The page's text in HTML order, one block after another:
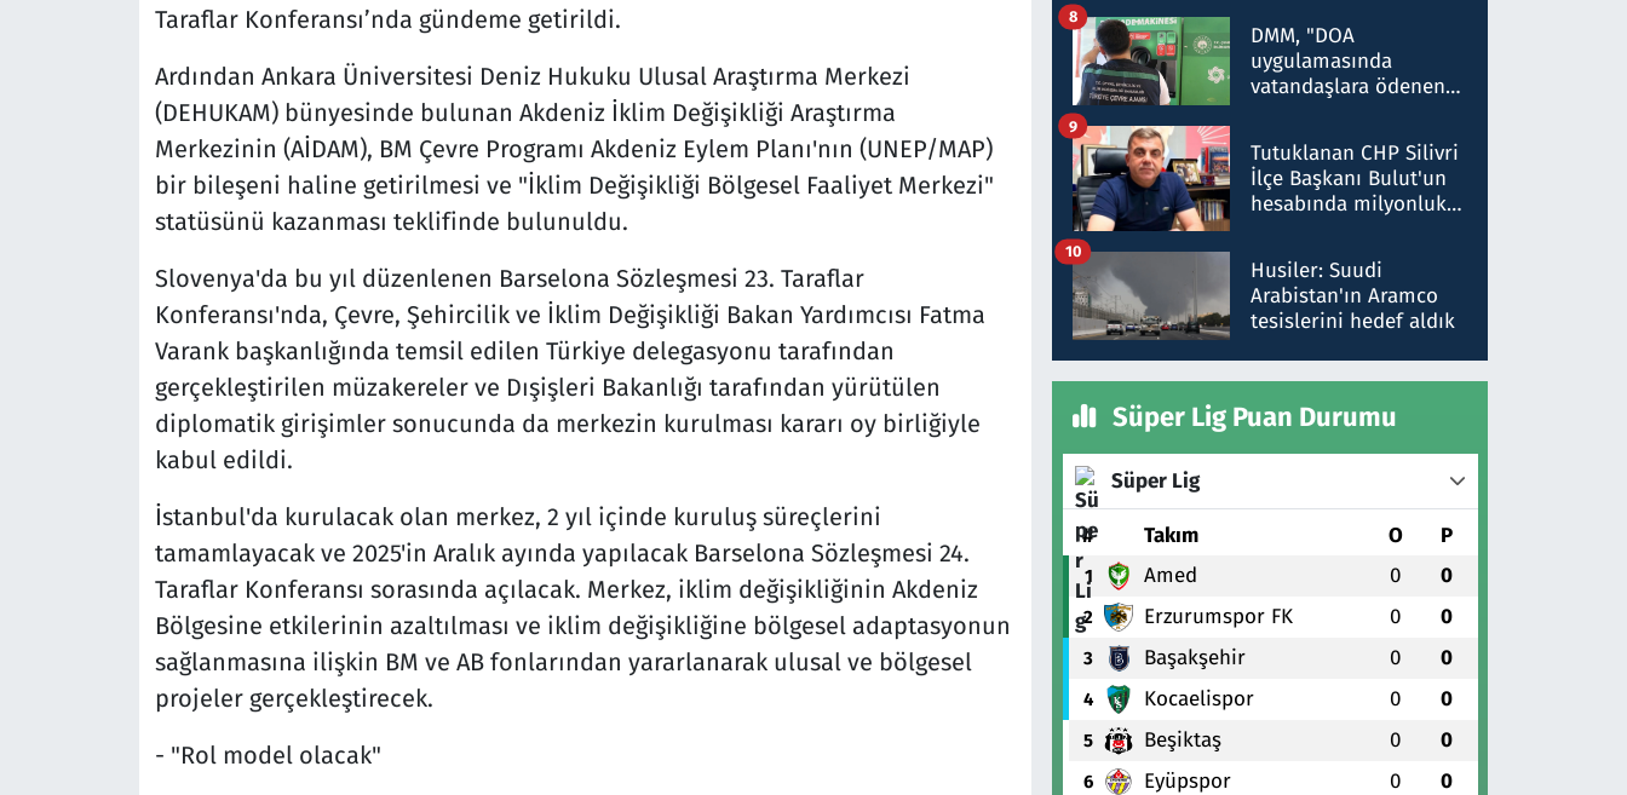
Taraflar Konferansı’nda gündeme getirildi.
Ardından Ankara Üniversitesi Deniz Hukuku Ulusal Araştırma Merkezi
(DEHUKAM) bünyesinde bulunan Akdeniz İklim Değişikliği Araştırma
Merkezinin (AİDAM), BM Çevre Programı Akdeniz Eylem Planı'nın (UNEP/MAP)
bir bileşeni haline getirilmesi ve "İklim Değişikliği Bölgesel Faaliyet Merkezi"
statüsünü kazanması teklifinde bulunuldu.
Slovenya'da bu yıl düzenlenen Barselona Sözleşmesi 23. Taraflar
Konferansı'nda, Çevre, Şehircilik ve İklim Değişikliği Bakan Yardımcısı Fatma
Varank başkanlığında temsil edilen Türkiye delegasyonu tarafından
gerçekleştirilen müzakereler ve Dışişleri Bakanlığı tarafından yürütülen
diplomatik girişimler sonucunda da merkezin kurulması kararı oy birliğiyle
kabul edildi.
İstanbul'da kurulacak olan merkez, 2 yıl içinde kuruluş süreçlerini
tamamlayacak ve 2025'in Aralık ayında yapılacak Barselona Sözleşmesi 24.
Taraflar Konferansı sorasında açılacak. Merkez, iklim değişikliğinin Akdeniz
Bölgesine etkilerinin azaltılması ve iklim değişikliğine bölgesel adaptasyonun
sağlanmasına ilişkin BM ve AB fonlarından yararlanarak ulusal ve bölgesel
projeler gerçekleştirecek.
- "Rol model olacak"
DMM, "DOA
uygulamasında
vatandaşlara ödenen
düşürüldüğü" iddiasını
yalanladı
8
Tutuklanan CHP Silivri
İlçe Başkanı Bulut'un
hesabında milyonluk
talimat verdi, ben
gönderdim
9
Husiler: Suudi
Arabistan'ın Aramco
tesislerini hedef aldık
10
Süper Lig Puan Durumu
Süper Lig
# Takım O P
1 Amed 0 0
2 Erzurumspor FK 0 0
3 Başakşehir 0 0
4 Kocaelispor 0 0
5 Beşiktaş 0 0
6 Eyüpspor 0 0